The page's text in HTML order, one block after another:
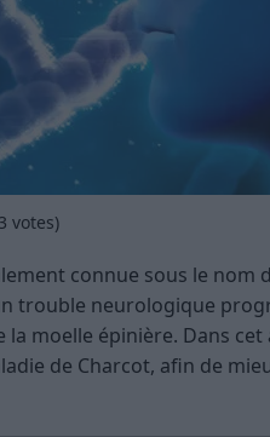
3 votes)
connue sous le nom
trouble neurologique
la moelle épinière. Dans
de Charcot, afin de